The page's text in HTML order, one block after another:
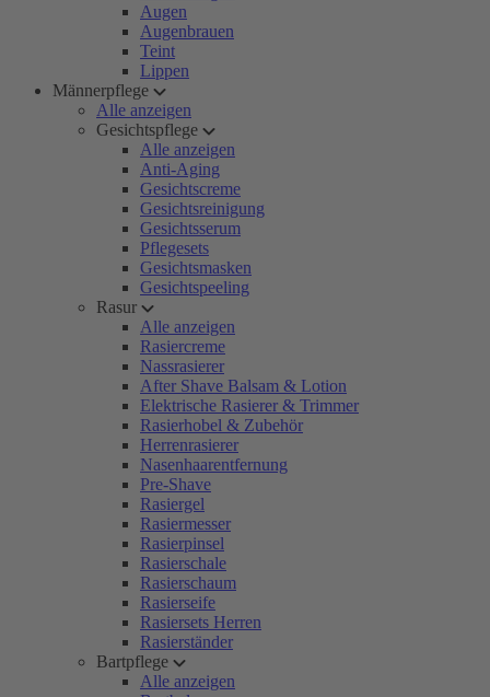
Augen
Augenbrauen
Teint
Lippen
Männerpflege
Alle anzeigen
Gesichtspflege
Alle anzeigen
Anti-Aging
Gesichtscreme
Gesichtsreinigung
Gesichtsserum
Pflegesets
Gesichtsmasken
Gesichtspeeling
Rasur
Alle anzeigen
Rasiercreme
Nassrasierer
After Shave Balsam & Lotion
Elektrische Rasierer & Trimmer
Rasierhobel & Zubehör
Herrenrasierer
Nasenhaarentfernung
Pre-Shave
Rasiergel
Rasiermesser
Rasierpinsel
Rasierschale
Rasierschaum
Rasierseife
Rasiersets Herren
Rasierständer
Bartpflege
Alle anzeigen